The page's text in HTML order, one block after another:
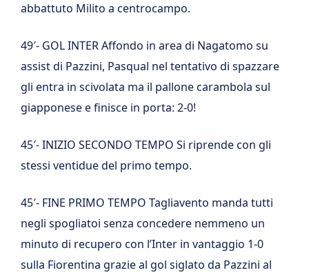
abbattuto Milito a centrocampo.
49′- GOL INTER Affondo in area di Nagatomo su
assist di Pazzini, Pasqual nel tentativo di spazzare
gli entra in scivolata ma il pallone carambola sul
giapponese e finisce in porta: 2-0!
45′- INIZIO SECONDO TEMPO Si riprende con gli
stessi ventidue del primo tempo.
45′- FINE PRIMO TEMPO Tagliavento manda tutti
negli spogliatoi senza concedere nemmeno un
minuto di recupero con l’Inter in vantaggio 1-0
sulla Fiorentina grazie al gol siglato da Pazzini al